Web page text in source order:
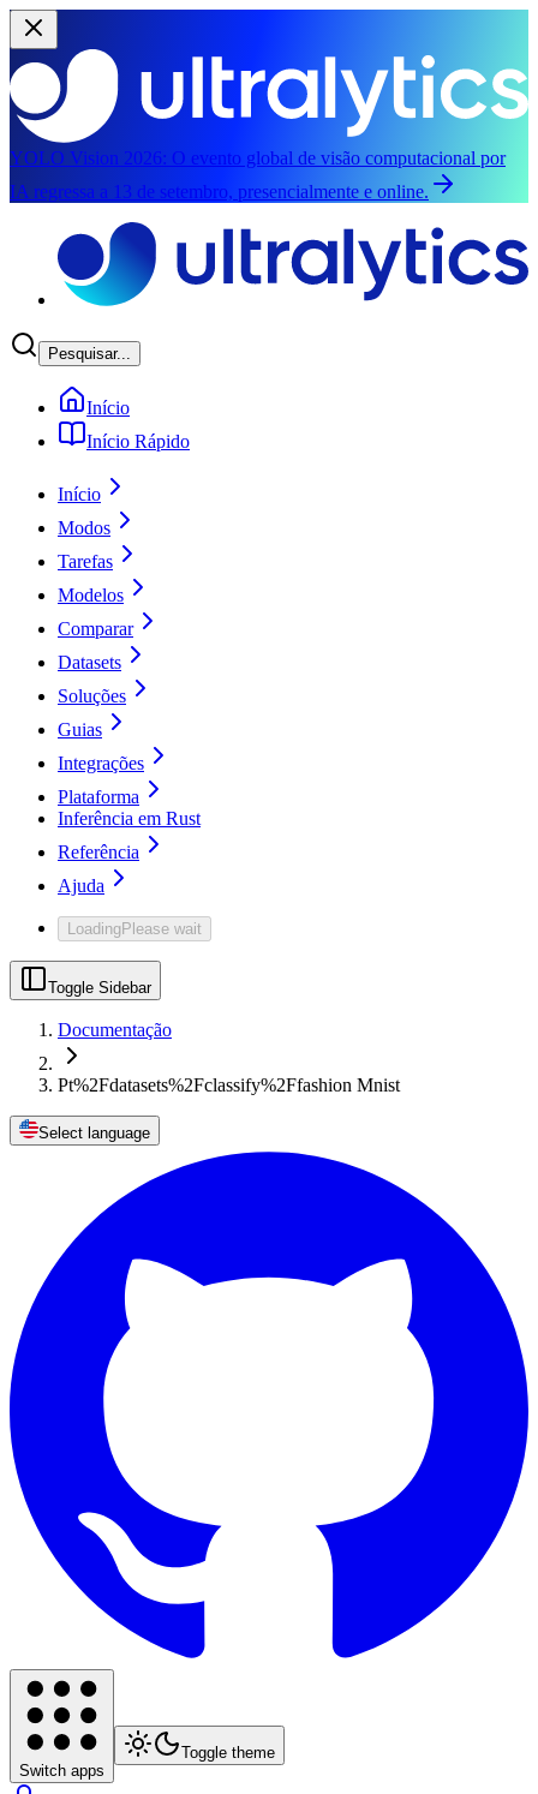
YOLO Vision 2026: O evento global de visão computacional por
IA regressa a 13 de setembro, presencialmente e online.
Pesquisar...
Início
Início Rápido
Início
Modos
Tarefas
Modelos
Comparar
Datasets
Soluções
Guias
Integrações
Plataforma
Inferência em Rust
Referência
Ajuda
LoadingPlease wait
Toggle Sidebar
Documentação
Pt%2Fdatasets%2Fclassify%2Ffashion Mnist
Select language
Switch apps
Toggle theme